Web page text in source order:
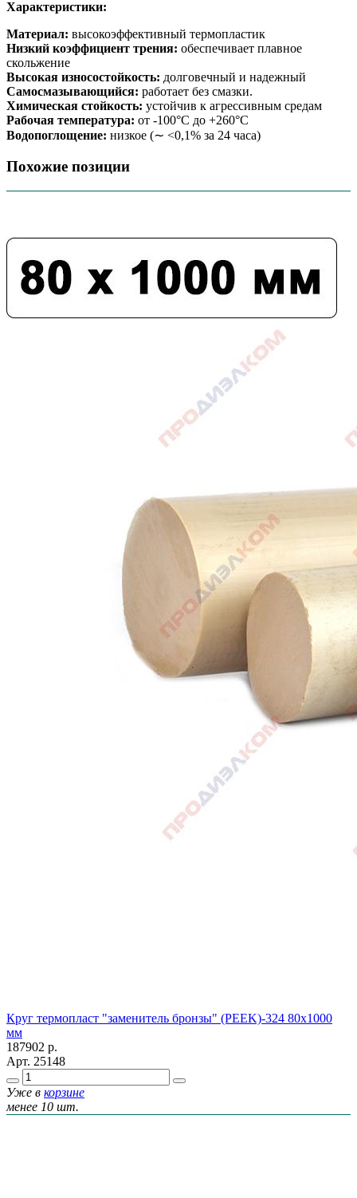
Характеристики:
Материал: высокоэффективный термопластик
Низкий коэффициент трения: обеспечивает плавное
скольжение
Высокая износостойкость: долговечный и надежный
Самосмазывающийся: работает без смазки.
Химическая стойкость: устойчив к агрессивным средам
Рабочая температура: от -100°C до +260°C
Водопоглощение: низкое (∼ <0,1% за 24 часа)
Похожие позиции
Круг термопласт "заменитель бронзы" (PEEK)-324 80х1000
мм
187902 р.
Арт. 25148
Уже в корзине
менее 10 шт.